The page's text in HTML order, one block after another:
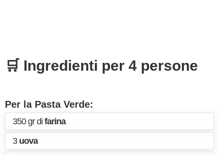
🛒 Ingredienti per 4 persone
Per la Pasta Verde:
350 gr di farina
3 uova